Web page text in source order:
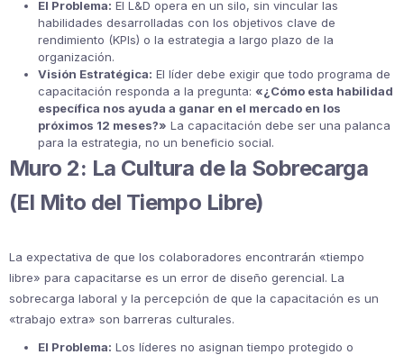
El Problema: El L&D opera en un silo, sin vincular las
habilidades desarrolladas con los objetivos clave de
rendimiento (KPIs) o la estrategia a largo plazo de la
organización.
Visión Estratégica: El líder debe exigir que todo programa de
capacitación responda a la pregunta: «¿Cómo esta habilidad
específica nos ayuda a ganar en el mercado en los
próximos 12 meses?» La capacitación debe ser una palanca
para la estrategia, no un beneficio social.
Muro 2: La Cultura de la Sobrecarga
(El Mito del Tiempo Libre)
La expectativa de que los colaboradores encontrarán «tiempo
libre» para capacitarse es un error de diseño gerencial. La
sobrecarga laboral y la percepción de que la capacitación es un
«trabajo extra» son barreras culturales.
El Problema: Los líderes no asignan tiempo protegido o